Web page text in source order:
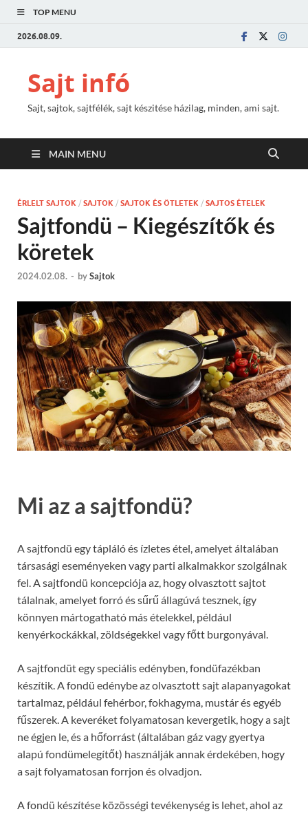
TOP MENU
2026.08.09.
Sajt infó
Sajt, sajtok, sajtfélék, sajt készitése házilag, minden, ami sajt.
MAIN MENU
ÉRLELT SAJTOK / SAJTOK / SAJTOK ÉS ÖTLETEK / SAJTOS ÉTELEK
Sajtfondü – Kiegészítők és
köretek
2024.02.08. - bySajtok
Mi az a sajtfondü?
A sajtfondü egy tápláló és ízletes étel, amelyet általában
társasági eseményeken vagy parti alkalmakkor szolgálnak
fel. A sajtfondü koncepciója az, hogy olvasztott sajtot
tálalnak, amelyet forró és sűrű állagúvá tesznek, így
könnyen mártogatható más ételekkel, például
kenyérkockákkal, zöldségekkel vagy főtt burgonyával.
A sajtfondüt egy speciális edényben, fondüfazékban
készítik. A fondü edénybe az olvasztott sajt alapanyagokat
tartalmaz, például fehérbor, fokhagyma, mustár és egyéb
fűszerek. A keveréket folyamatosan kevergetik, hogy a sajt
ne égjen le, és a hőforrást (általában gáz vagy gyertya
alapú fondümelegítőt) használják annak érdekében, hogy
a sajt folyamatosan forrjon és olvadjon.
A fondü készítése közösségi tevékenység is lehet, ahol az